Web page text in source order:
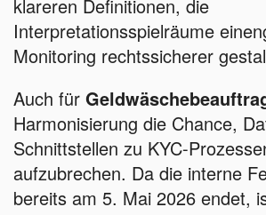
klareren Definitionen, die
Interpretationsspielräume
Monitoring rechtssicherer
Auch für
Harmonisierung die Chance,
Schnittstellen zu KYC-
aufzubrechen. Da die interne
bereits am 5. Mai 2026 endet,